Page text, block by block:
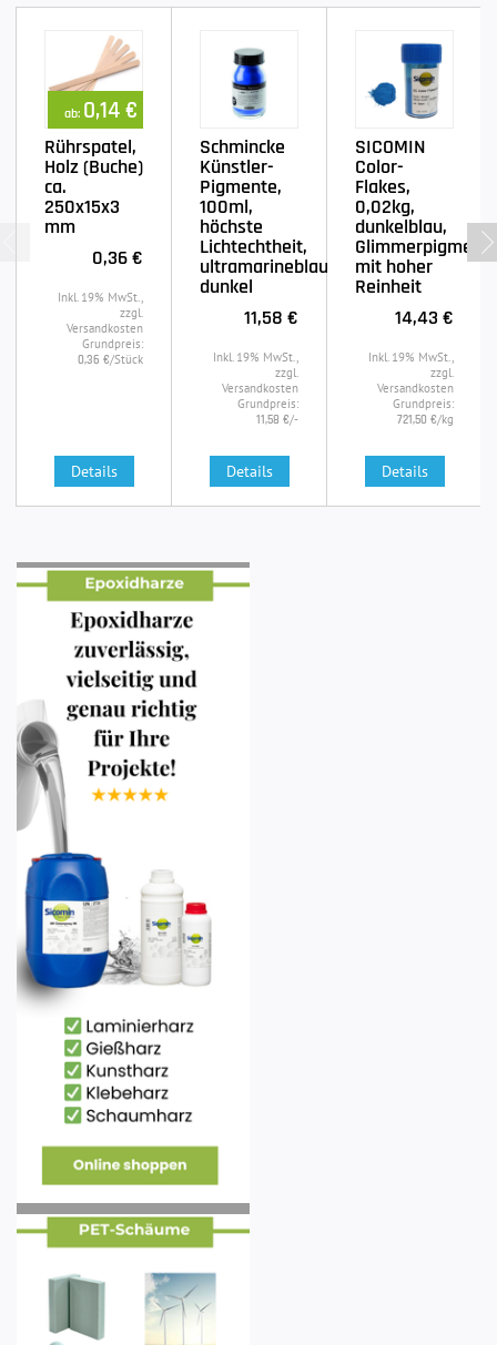
ab: 0,14 €
Rührspatel,
Holz (Buche)
ca.
250x15x3
mm
0,36 €
Inkl. 19% MwSt.,
zzgl.
Versandkosten
Grundpreis:
0,36 €/Stück
Details
Schmincke
Künstler-
Pigmente,
100ml,
höchste
Lichtechtheit,
ultramarineblau
dunkel
11,58 €
Inkl. 19% MwSt.,
zzgl.
Versandkosten
Grundpreis:
11,58 €/-
Details
SICOMIN
Color-
Flakes,
0,02kg,
dunkelblau,
mit hoher
Reinheit
14,43 €
Inkl. 19% MwSt.,
zzgl.
Versandkosten
Grundpreis:
721,50 €/kg
Details